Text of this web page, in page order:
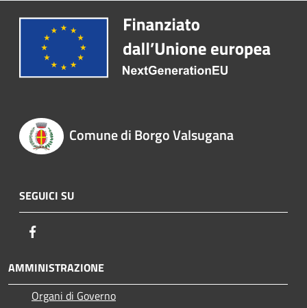
Comune di Borgo Valsugana
SEGUICI SU
AMMINISTRAZIONE
Organi di Governo